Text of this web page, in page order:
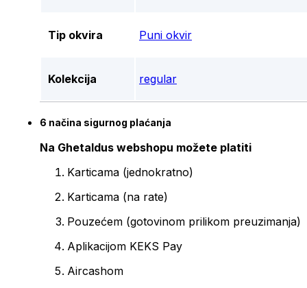
Tip okvira Puni okvir
Kolekcija regular
6 načina sigurnog plaćanja
Na Ghetaldus webshopu možete platiti
Karticama (jednokratno)
Karticama (na rate)
Pouzećem (gotovinom prilikom preuzimanja)
Aplikacijom KEKS Pay
Aircashom